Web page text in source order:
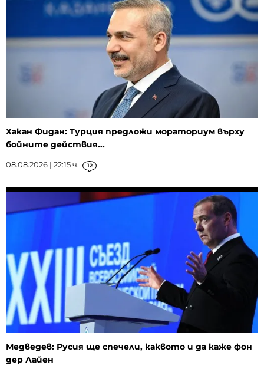
Хакан Фидан: Турция предложи мораториум върху
бойните действия...
08.08.2026 | 22:15 ч. 12
Медведев: Русия ще спечели, каквото и да каже фон
дер Лайен